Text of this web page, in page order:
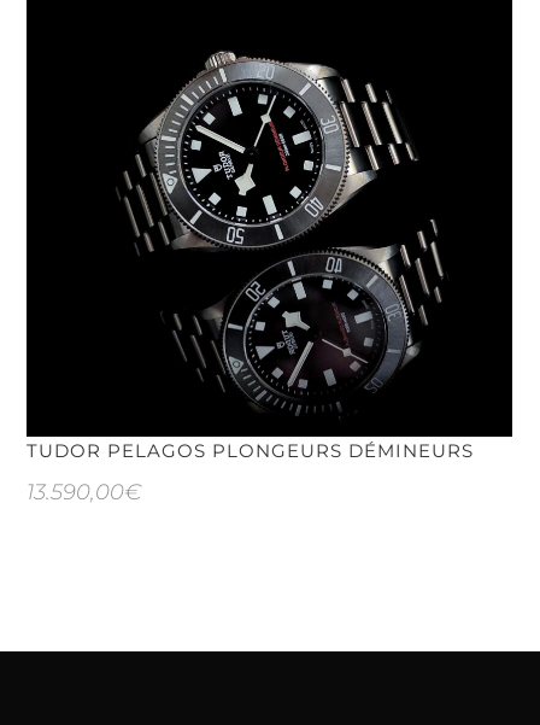
TUDOR PELAGOS PLONGEURS DÉMINEURS
13.590,00€